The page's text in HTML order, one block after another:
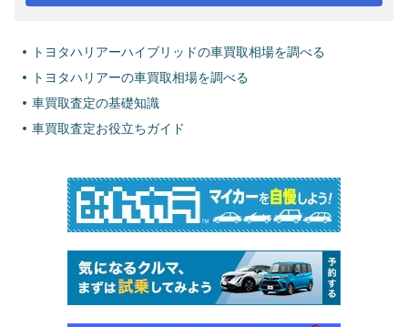
トヨタハリアーハイブリッドの車買取相場を調べる
トヨタハリアーの車買取相場を調べる
車買取査定の基礎知識
車買取査定お役立ちガイド